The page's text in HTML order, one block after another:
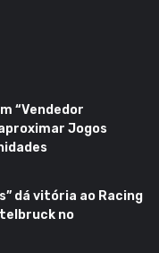
“Vendedor
Jogos
dá vitória ao Racing
no